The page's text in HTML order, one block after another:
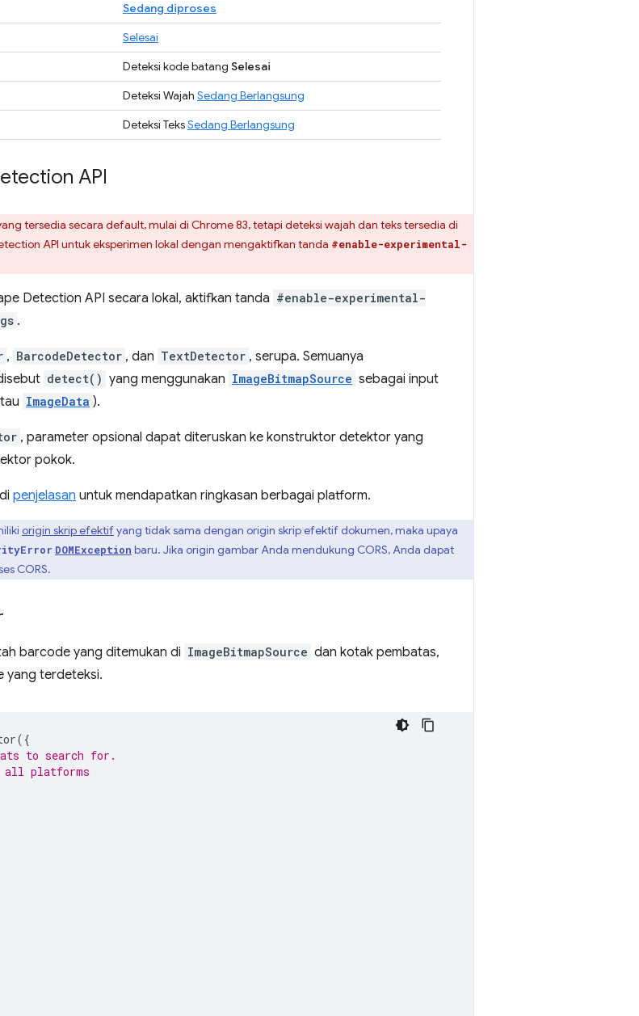
Sedang diproses
Selesai
Deteksi kode batang Selesai
Deteksi Wajah Sedang Berlangsung
Deteksi TeksSedang Berlangsung
API
tersedia secara default, mulai di Chrome 83, tetapi deteksi wajah dan teks tersedia di
API untuk eksperimen lokal dengan mengaktifkan tanda #enable-experimental-
Detection API secara lokal, aktifkan tanda #enable-experimental-
.
, BarcodeDetector , dan TextDetector , serupa. Semuanya
detect() yang menggunakan ImageBitmapSource sebagai input
ImageData ).
, parameter opsional dapat diteruskan ke konstruktor detektor yang
pokok.
penjelasan untuk mendapatkan ringkasan berbagai platform.
origin skrip efektifyang tidak sama dengan origin skrip efektif dokumen, maka upaya
DOMException baru. Jika origin gambar Anda mendukung CORS, Anda dapat
CORS.
barcode yang ditemukan di ImageBitmapSource dan kotak pembatas,
yang terdeteksi.
({
to search for.
all platforms